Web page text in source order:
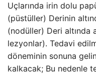
Uçlarında irin dolu
(püstüller) Derinin
(nodüller) Deri altında
lezyonlar). Tedavi
döneminin sonuna
kalkacak; Bu nedenle